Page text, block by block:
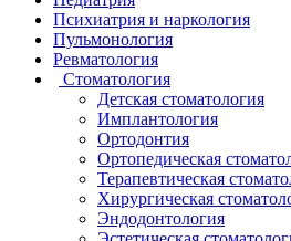
Психиатрия и наркология
Пульмонология
Ревматология
Стоматология
Детская стоматология
Имплантология
Ортодонтия
Ортопедическая
Терапевтическая
Хирургическая
Эндодонтология